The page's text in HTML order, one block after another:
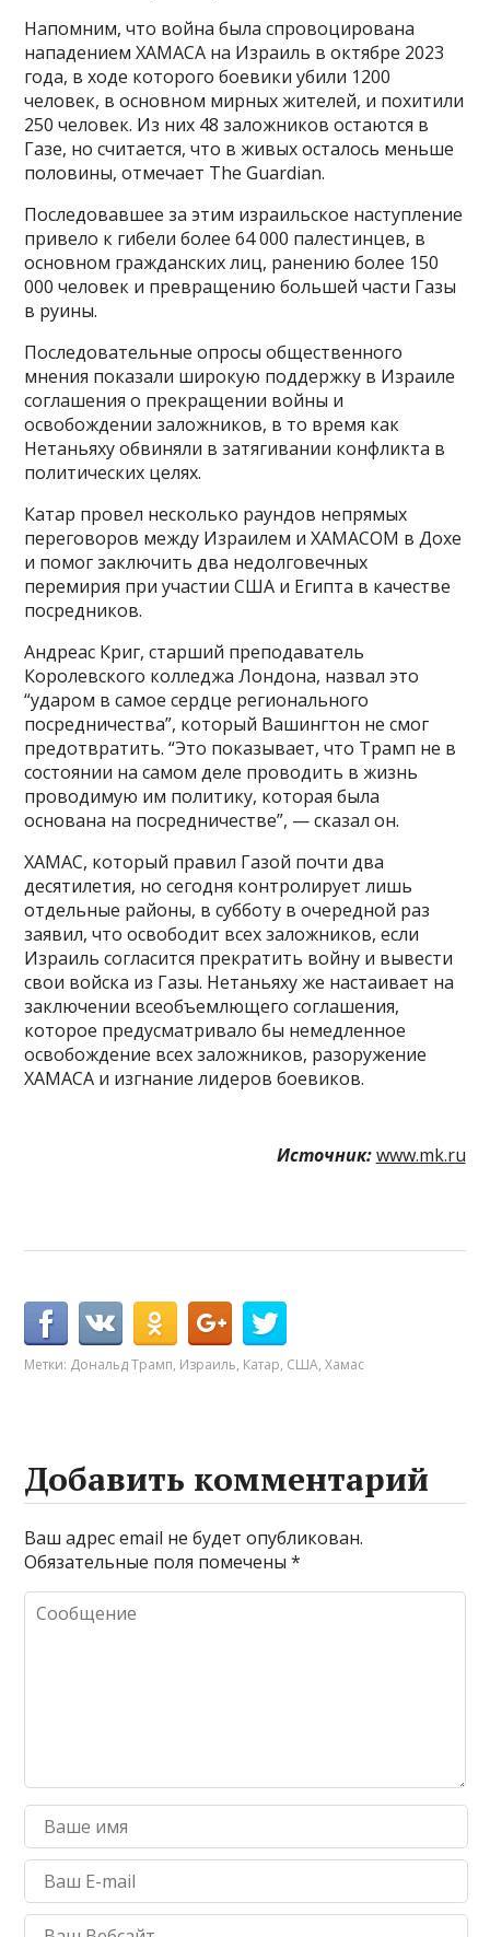
Напомним, что война была спровоцирована
нападением ХАМАСА на Израиль в октябре 2023
года, в ходе которого боевики убили 1200
человек, в основном мирных жителей, и похитили
250 человек. Из них 48 заложников остаются в
Газе, но считается, что в живых осталось меньше
половины, отмечает The Guardian.
Последовавшее за этим израильское наступление
привело к гибели более 64 000 палестинцев, в
основном гражданских лиц, ранению более 150
000 человек и превращению большей части Газы
в руины.
Последовательные опросы общественного
мнения показали широкую поддержку в Израиле
соглашения о прекращении войны и
освобождении заложников, в то время как
Нетаньяху обвиняли в затягивании конфликта в
политических целях.
Катар провел несколько раундов непрямых
переговоров между Израилем и ХАМАСОМ в Дохе
и помог заключить два недолговечных
перемирия при участии США и Египта в качестве
посредников.
Андреас Криг, старший преподаватель
Королевского колледжа Лондона, назвал это
“ударом в самое сердце регионального
посредничества”, который Вашингтон не смог
предотвратить. “Это показывает, что Трамп не в
состоянии на самом деле проводить в жизнь
проводимую им политику, которая была
основана на посредничестве”, — сказал он.
ХАМАС, который правил Газой почти два
десятилетия, но сегодня контролирует лишь
отдельные районы, в субботу в очередной раз
заявил, что освободит всех заложников, если
Израиль согласится прекратить войну и вывести
свои войска из Газы. Нетаньяху же настаивает на
заключении всеобъемлющего соглашения,
которое предусматривало бы немедленное
освобождение всех заложников, разоружение
ХАМАСА и изгнание лидеров боевиков.
Источник: www.mk.ru
Метки: Дональд Трамп, Израиль, Катар, США,Хамас
Добавить комментарий
Ваш адрес email не будет опубликован.
Обязательные поля помечены*